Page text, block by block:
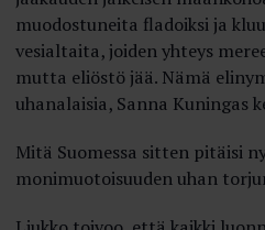
muodostuneita fladoiksi ja
vesialtaita, joiden yhteys
mutta eliöstö jää. Nämä
uhanalaisia, Sanna Kuningas
Mitä Suomessa sitten pitäisi
monimuotoisuuden uhan